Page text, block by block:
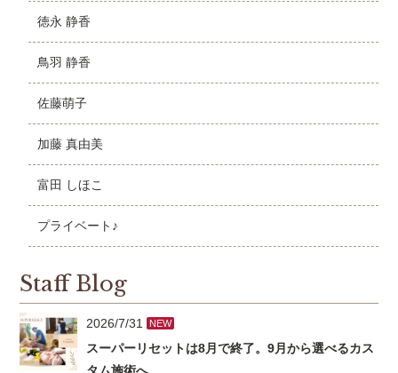
徳永 静香
鳥羽 静香
佐藤萌子
加藤 真由美
富田 しほこ
プライベート♪
Staff Blog
2026/7/31 NEW
スーパーリセットは8月で終了。9月から選べるカス